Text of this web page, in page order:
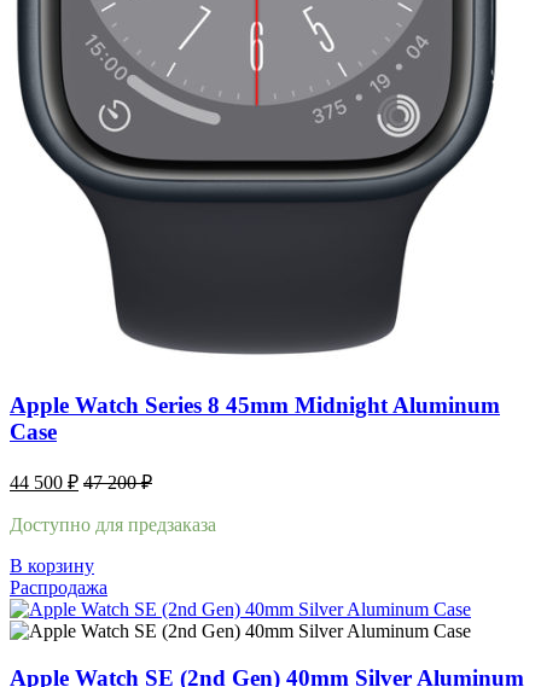
Apple Watch Series 8 45mm Midnight Aluminum
Case
44 500 ₽ 47 200₽
Доступно для предзаказа
В корзину
Распродажа
Apple Watch SE (2nd Gen) 40mm Silver Aluminum